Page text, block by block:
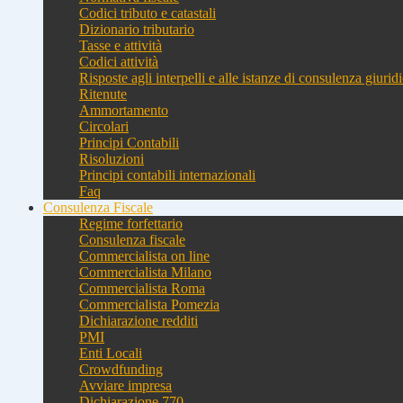
Codici tributo e catastali
Dizionario tributario
Tasse e attività
Codici attività
Risposte agli interpelli e alle istanze di consulenza
Ritenute
Ammortamento
Circolari
Principi Contabili
Risoluzioni
Principi contabili internazionali
Faq
Consulenza Fiscale
Regime forfettario
Consulenza fiscale
Commercialista on line
Commercialista Milano
Commercialista Roma
Commercialista Pomezia
Dichiarazione redditi
PMI
Enti Locali
Crowdfunding
Avviare impresa